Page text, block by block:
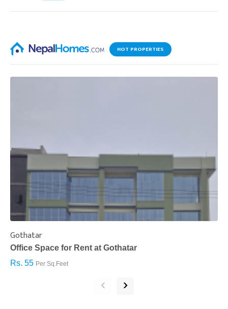
HOT PROPERTIES
Gothatar
Office Space for Rent at Gothatar
Rs. 55 Per Sq.Feet
‹ ›